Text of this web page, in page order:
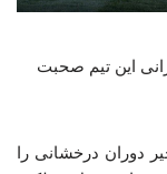
این تیم صحبت
دوران درخشانی را